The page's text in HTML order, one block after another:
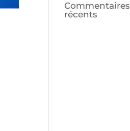
Commentaires
récents